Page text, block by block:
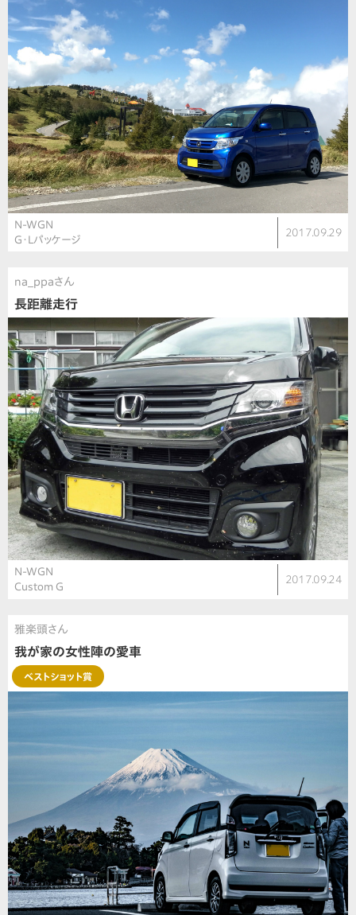
N-WGN
G・Lパッケージ
2017.09.29
na_ppaさん
長距離走行
N-WGN
Custom G
2017.09.24
雅楽頭さん
我が家の女性陣の愛車
ベストショット賞